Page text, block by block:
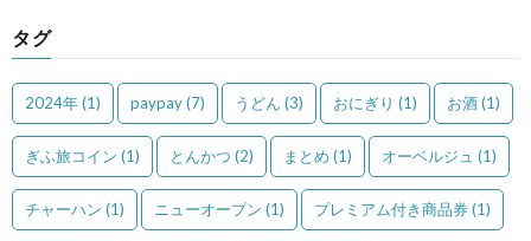
タグ
2024年(1) paypay(7) うどん (3) おにぎり (1) お酒(1)
ぎふ旅コイン (1) とんかつ (2) まとめ (1) オーベルジュ (1)
チャーハン (1) ニューオープン (1) プレミアム付き商品券(1)